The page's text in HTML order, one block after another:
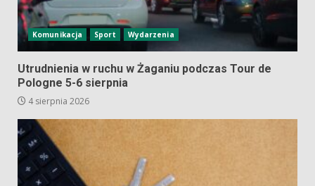
Komunikacja Sport Wydarzenia
Utrudnienia w ruchu w Żaganiu podczas Tour de
Pologne 5-6 sierpnia
4 sierpnia 2026